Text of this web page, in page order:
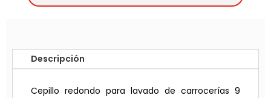
Descripción
Cepillo redondo para lavado de carrocerías 9